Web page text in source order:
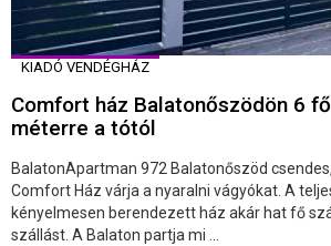
KIADÓ VENDÉGHÁZ
Comfort ház Balatonőszödön 6
méterre a tótól
BalatonApartman 972 Balatonőszöd
Comfort Ház várja a nyaralni vágyókat. A
kényelmesen berendezett ház akár hat fő
szállást. A Balaton partja mi ...